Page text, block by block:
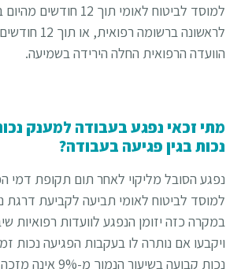
למוסד לביטוח לאומי תוך 12
לראשונה
הוועדה הרפואית החלה הירידה בשמיעה.
מתי זכאי נפגע בעבודה למענק
נכות בגין פגיעה בעבודה?
נפגע הסובל מליקוי לאחר תום תקופת דמי
למוסד לביטוח לאומי תביעה לקביעת דרגת
במקרה כזה יזומן הנפגע לוועדות רפואיות
ויקבעו אם נותרה לו בעקבות הפגיעה נכות
נכות קבועה בשיעור